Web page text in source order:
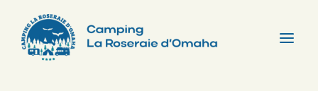
content